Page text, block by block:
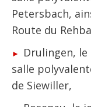
Petersbach,
Route du
Drulingen,
salle
de Siewiller,